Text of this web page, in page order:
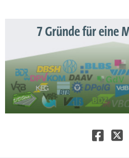
7 Gründe für eine